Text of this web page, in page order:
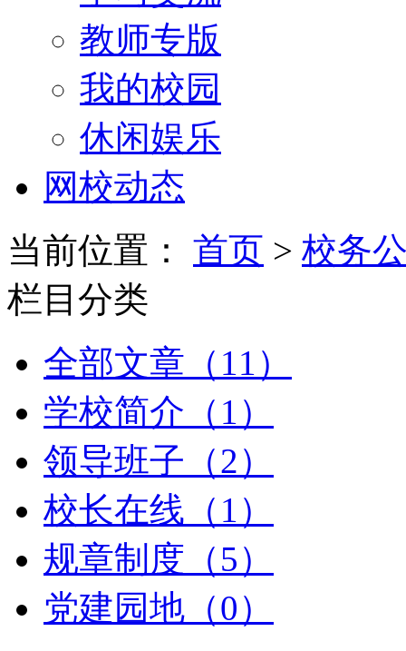
教师专版
我的校园
休闲娱乐
网校动态
当前位置： 首页 > 校务
栏目分类
全部文章（11）
学校简介（1）
领导班子（2）
校长在线（1）
规章制度（5）
党建园地（0）